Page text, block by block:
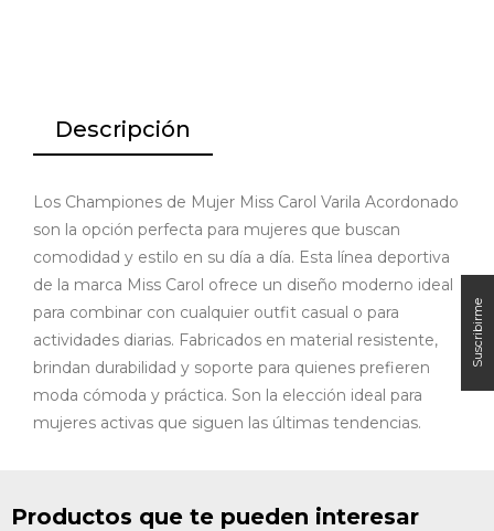
Descripción
Los Championes de Mujer Miss Carol Varila Acordonado
son la opción perfecta para mujeres que buscan
comodidad y estilo en su día a día. Esta línea deportiva
de la marca Miss Carol ofrece un diseño moderno ideal
para combinar con cualquier outfit casual o para
actividades diarias. Fabricados en material resistente,
brindan durabilidad y soporte para quienes prefieren
moda cómoda y práctica. Son la elección ideal para
mujeres activas que siguen las últimas tendencias.
Productos que te pueden interesar